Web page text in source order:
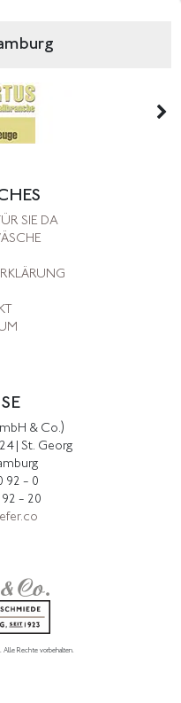
SIE DA
& Co.)
| St. Georg
92 - 0
92 - 20
Alle Rechte vorbehalten.